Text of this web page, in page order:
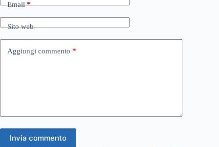
Email*
Sito web
Aggiungi commento *
Invia commento